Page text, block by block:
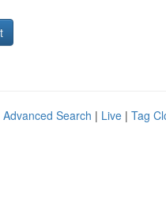
Advanced Search | Live | Tag